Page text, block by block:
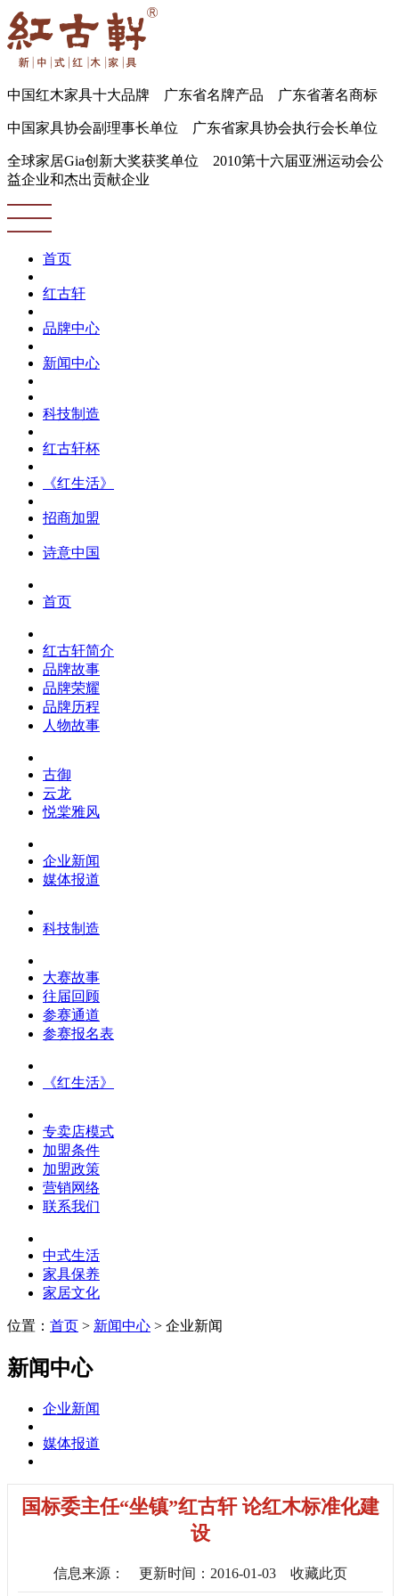
中国红木家具十大品牌 广东省名牌产品 广东省著名商标
中国家具协会副理事长单位 广东省家具协会执行会长单位
全球家居Gia创新大奖获奖单位 2010第十六届亚洲运动会公
益企业和杰出贡献企业
首页
红古轩
品牌中心
新闻中心
科技制造
红古轩杯
《红生活》
招商加盟
诗意中国
首页
红古轩简介
品牌故事
品牌荣耀
品牌历程
人物故事
古御
云龙
悦棠雅风
企业新闻
媒体报道
科技制造
大赛故事
往届回顾
参赛通道
参赛报名表
《红生活》
专卖店模式
加盟条件
加盟政策
营销网络
联系我们
中式生活
家具保养
家居文化
位置： 首页 > 新闻中心 > 企业新闻
新闻中心
企业新闻
媒体报道
国标委主任“坐镇”红古轩 论红木标准化建
设
信息来源： 更新时间：2016-01-03 收藏此页